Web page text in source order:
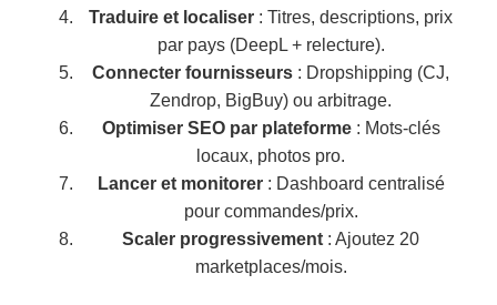
Traduire et localiser : Titres, descriptions, prix
par pays (DeepL + relecture).
Connecter fournisseurs : Dropshipping (CJ,
Zendrop, BigBuy) ou arbitrage.
Optimiser SEO par plateforme: Mots-clés
locaux, photos pro.
Lancer et monitorer: Dashboard centralisé
pour commandes/prix.
Scaler progressivement : Ajoutez 20
marketplaces/mois.